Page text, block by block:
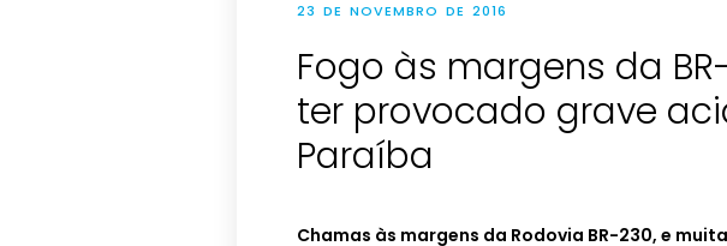
23 DE NOVEMBRO DE 2016
Fogo às margens da
ter provocado grave
Paraíba
Chamas às margens da Rodovia BR-230, e